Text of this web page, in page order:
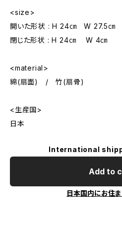
<size>
開いた形状 : H 24㎝ W 27.5㎝
閉じた形状 : H 24㎝ W 4㎝
<material>
綿(扇面) / 竹(扇骨)
<生産国>
日本
International
Add to
日本国内にお住